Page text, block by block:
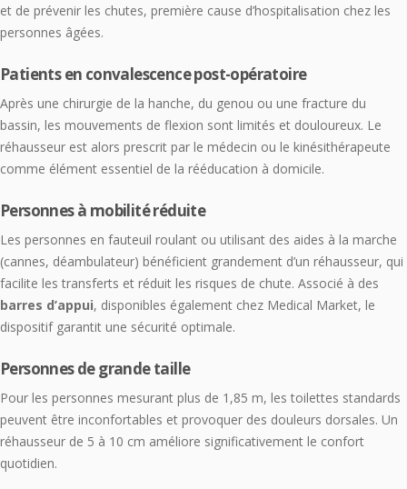
et de prévenir les chutes, première cause d’hospitalisation chez les
personnes âgées.
Patients en convalescence post-opératoire
Après une chirurgie de la hanche, du genou ou une fracture du
bassin, les mouvements de flexion sont limités et douloureux. Le
réhausseur est alors prescrit par le médecin ou le kinésithérapeute
comme élément essentiel de la rééducation à domicile.
Personnes à mobilité réduite
Les personnes en fauteuil roulant ou utilisant des aides à la marche
(cannes, déambulateur) bénéficient grandement d’un réhausseur, qui
facilite les transferts et réduit les risques de chute. Associé à des
barres d’appui, disponibles également chez Medical Market, le
dispositif garantit une sécurité optimale.
Personnes de grande taille
Pour les personnes mesurant plus de 1,85 m, les toilettes standards
peuvent être inconfortables et provoquer des douleurs dorsales. Un
réhausseur de 5 à 10 cm améliore significativement le confort
quotidien.